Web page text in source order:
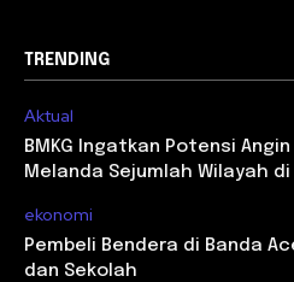
TRENDING
Aktual
BMKG Ingatkan Potensi
Melanda Sejumlah Wilayah di
ekonomi
Pembeli Bendera di Banda
dan Sekolah